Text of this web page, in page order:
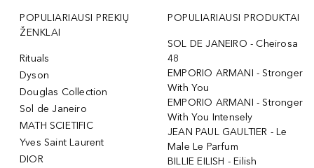
POPULIARIAUSI PREKIŲ
ŽENKLAI
Rituals
Dyson
Douglas Collection
Sol de Janeiro
MATH SCIETIFIC
Yves Saint Laurent
DIOR
POPULIARIAUSI PRODUKTAI
SOL DE JANEIRO - Cheirosa
48
EMPORIO ARMANI - Stronger
With You
EMPORIO ARMANI - Stronger
With You Intensely
JEAN PAUL GAULTIER - Le
Male Le Parfum
BILLIE EILISH - Eilish